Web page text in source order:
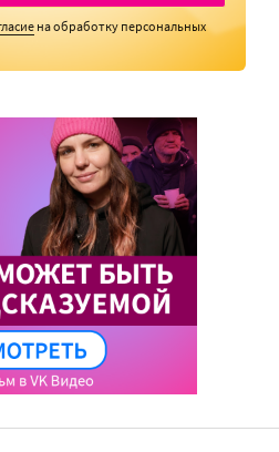
на обработку персональных